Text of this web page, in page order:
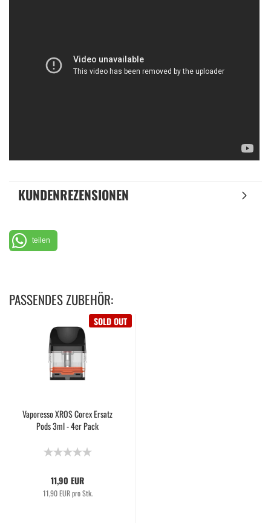
KUNDENREZENSIONEN
teilen
PASSENDES ZUBEHÖR:
SOLD OUT
Vaporesso XROS Corex Ersatz
Pods 3ml - 4er Pack
11,90 EUR
11,90 EUR pro Stk.